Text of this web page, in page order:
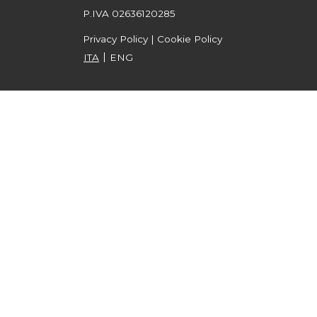
P.IVA 02636120285
Privacy Policy | Cookie Policy
ITA
ENG